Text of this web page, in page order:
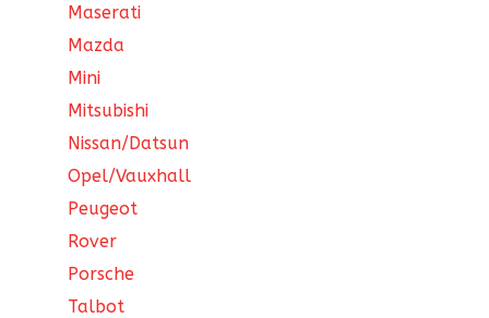
Maserati
Mazda
Mini
Mitsubishi
Nissan/Datsun
Opel/Vauxhall
Peugeot
Rover
Porsche
Talbot